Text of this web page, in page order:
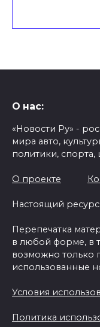
О нас:
«Новости Ру» -
мира авто,
политики,
О проекте
Настоящий
Перепечатка
в любой форме, в
возможно только
использованные
Условия
Политика